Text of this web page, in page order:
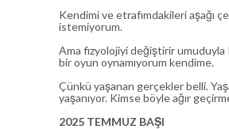
Kendimi ve etrafımdakileri aşağı
istemiyorum.
Ama fizyolojiyi değiştirir umuduyla
bir oyun oynamıyorum kendime.
Çünkü yaşanan gerçekler belli.
yaşanıyor. Kimse böyle ağır
2025 TEMMUZ BAŞI